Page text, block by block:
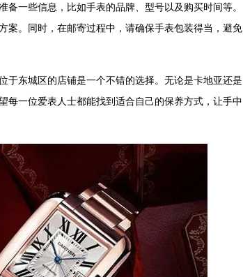
一些信息，比如手表的品牌、型号以及购买时间等。
案。同时，在邮寄过程中，请确保手表包装得当，避免
于东城区的店铺是一个不错的选择。无论是卡地亚还是
每一位爱表人士都能找到适合自己的保养方式，让手中